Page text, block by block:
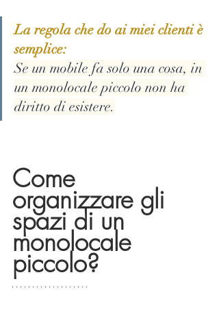
La regola che do ai miei clienti è
semplice:
Se un mobile fa solo una cosa, in
un monolocale piccolo non ha
diritto di esistere.
Come
organizzare gli
spazi di un
monolocale
piccolo?